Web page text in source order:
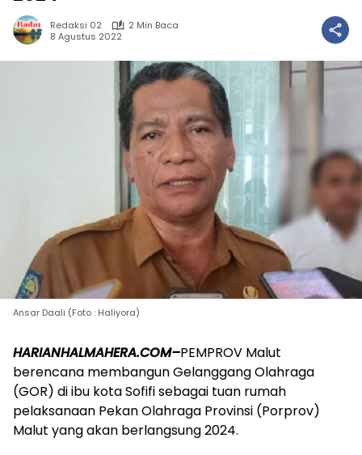
Redaksi 02
2 Min Baca
8 Agustus 2022
Ansar Daali (Foto : Haliyora)
HARIANHALMAHERA.COM–PEMPROV Malut
berencana membangun Gelanggang Olahraga
(GOR) di ibu kota Sofifi sebagai tuan rumah
pelaksanaan Pekan Olahraga Provinsi (Porprov)
Malut yang akan berlangsung 2024.